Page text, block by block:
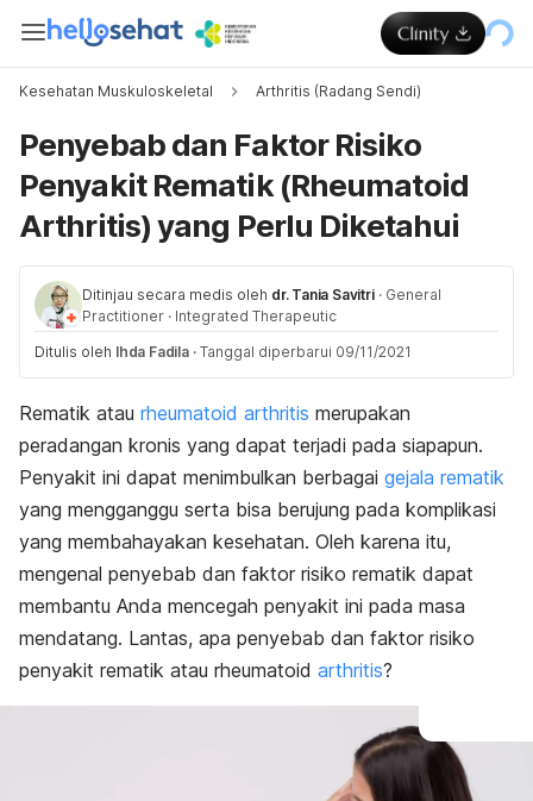
Kesehatan Muskuloskeletal Arthritis (Radang Sendi)
Penyebab dan Faktor Risiko
Penyakit Rematik (Rheumatoid
Arthritis) yang Perlu Diketahui
Ditinjau secara medis oleh dr. Tania Savitri · General
Practitioner · Integrated Therapeutic
Ditulis oleh Ihda Fadila · Tanggal diperbarui 09/11/2021
Rematik atau rheumatoid arthritis merupakan
peradangan kronis yang dapat terjadi pada siapapun.
Penyakit ini dapat menimbulkan berbagai gejala rematik
yang mengganggu serta bisa berujung pada komplikasi
yang membahayakan kesehatan. Oleh karena itu,
mengenal penyebab dan faktor risiko rematik dapat
membantu Anda mencegah penyakit ini pada masa
mendatang. Lantas, apa penyebab dan faktor risiko
penyakit rematik atau rheumatoid arthritis?